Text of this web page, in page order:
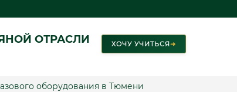
ОТРАСЛИ ХОЧУ УЧИТЬСЯ➜
оборудования в Тюмени